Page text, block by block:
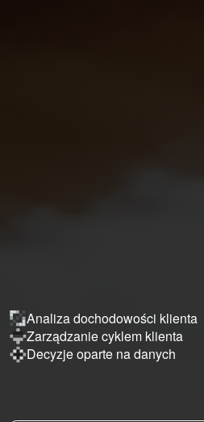
Analiza dochodowości klienta
Zarządzanie cyklem klienta
Decyzje oparte na danych